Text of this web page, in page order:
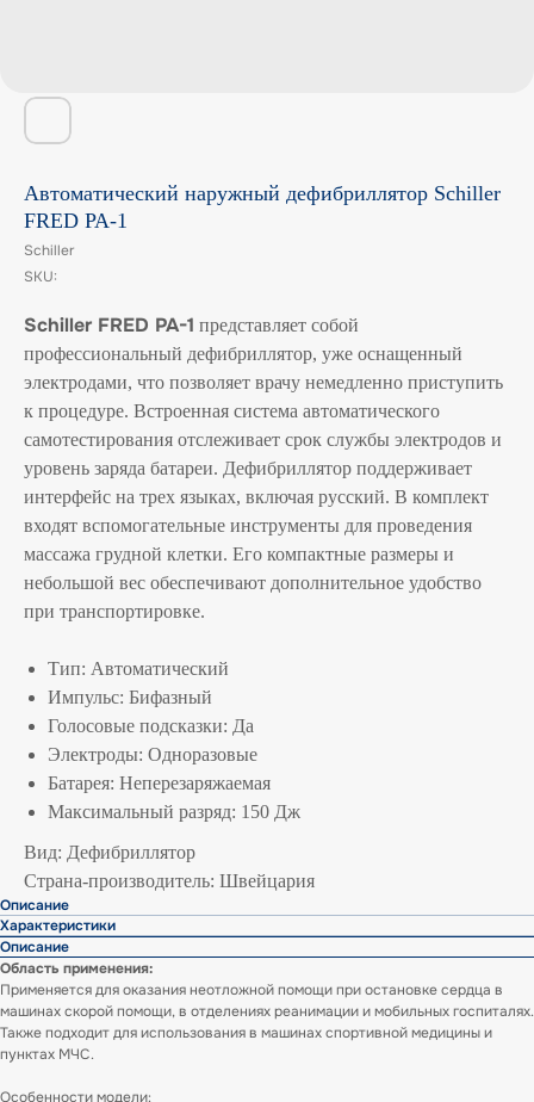
Автоматический наружный дефибриллятор Schiller
FRED PA-1
Schiller
SKU:
Schiller FRED PA-1 представляет собой
профессиональный дефибриллятор, уже оснащенный
электродами, что позволяет врачу немедленно приступить
к процедуре. Встроенная система автоматического
самотестирования отслеживает срок службы электродов и
уровень заряда батареи. Дефибриллятор поддерживает
интерфейс на трех языках, включая русский. В комплект
входят вспомогательные инструменты для проведения
массажа грудной клетки. Его компактные размеры и
небольшой вес обеспечивают дополнительное удобство
при транспортировке.
Тип: Автоматический
Импульс: Бифазный
Голосовые подсказки: Да
Электроды: Одноразовые
Батарея: Неперезаряжаемая
Максимальный разряд: 150 Дж
Вид: Дефибриллятор
Страна-производитель: Швейцария
Описание
Характеристики
Описание
Область применения:
Применяется для оказания неотложной помощи при остановке сердца в
машинах скорой помощи, в отделениях реанимации и мобильных госпиталях.
Также подходит для использования в машинах спортивной медицины и
пунктах МЧС.
Особенности модели: